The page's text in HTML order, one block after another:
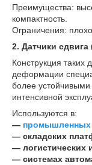
Преимущества:
компактность.
Ограничения:
2. Датчики
Конструкция таких
деформации
более
интенсивной
Используются в:
— промышленных
— складских
— логистических
— системах